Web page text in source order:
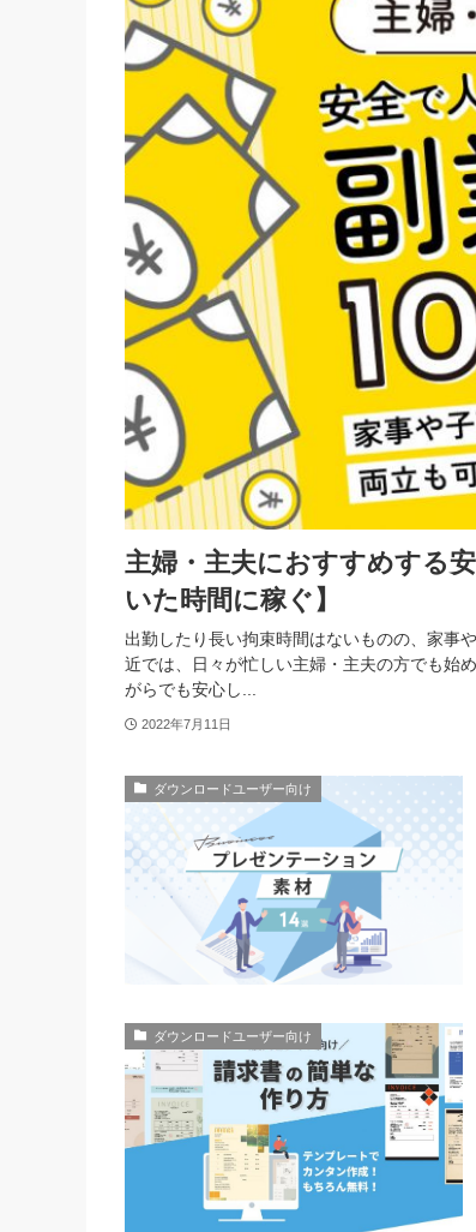
主婦・主夫におすすめする
いた時間に稼ぐ】
出勤したり長い拘束時間はないものの、家事
近では、日々が忙しい主婦・主夫の方でも始
がらでも安心し...
2022年7月11日
ダウンロードユーザー向け
ダウンロードユーザー向け